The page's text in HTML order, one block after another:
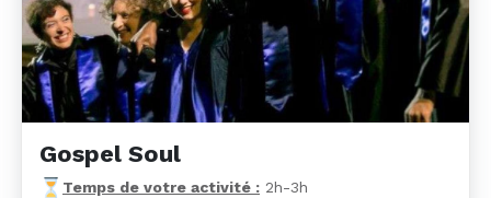
Gospel Soul
Temps de votre activité : 2h-3h